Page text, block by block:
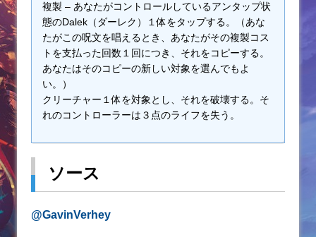
複製 – あなたがコントロールしているアンタップ状
態のDalek（ダーレク）１体をタップする。（あな
たがこの呪文を唱えるとき、あなたがその複製コス
トを支払った回数１回につき、それをコピーする。
あなたはそのコピーの新しい対象を選んでもよ
い。）
クリーチャー１体を対象とし、それを破壊する。そ
れのコントローラーは３点のライフを失う。
ソース
@GavinVerhey